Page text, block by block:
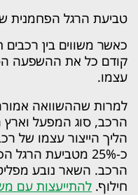
טביעת הרגל הפחמנית
כאשר משווים בין
קודם כל את ההשפעה
עצמו.
למרות שההשוואה
הרכב, סוג המפעל
הליך הייצור עצמו של
כ-25% מטביעת
הרכב. השאר נובע
חילוף. להתייעצות עם